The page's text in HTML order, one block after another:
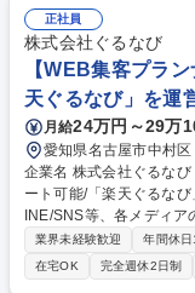
職者のマッチング支援 ■
関係各所とのやり取り■
会社を通じての営業活動および関係構築 募
業】外国人材紹介事業/
正社員
株式会社ぐるなび
【WEB集客プラ
天ぐるなび」を運
月給24万円～29万
愛知県名古屋市中村区
企業名 株式会社ぐるなび 求人名 【WEB集客プランナー/名古屋】フルリモ
ート可能/「楽天ぐるなび」を運営 仕事の内容 「楽天
INE/SNS等、各メディ
ます。各データを元に
する業務となります。 【詳細】代行商品契約店舗のフロント担当として、
各種データを用いた分析
業界未経験歓迎 年間休
在宅OK
完全週休2日制